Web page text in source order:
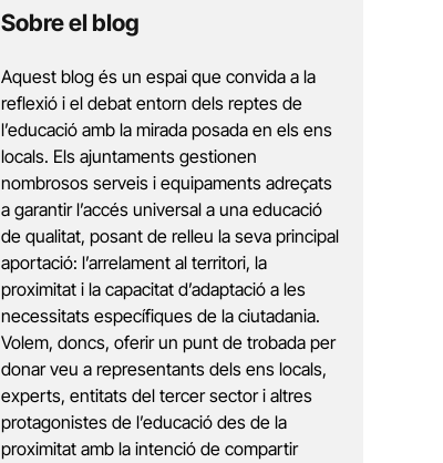
Sobre el blog
Aquest blog és un espai que convida a la
reflexió i el debat entorn dels reptes de
l’educació amb la mirada posada en els ens
locals. Els ajuntaments gestionen
nombrosos serveis i equipaments adreçats
a garantir l’accés universal a una educació
de qualitat, posant de relleu la seva principal
aportació: l’arrelament al territori, la
proximitat i la capacitat d’adaptació a les
necessitats específiques de la ciutadania.
Volem, doncs, oferir un punt de trobada per
donar veu a representants dels ens locals,
experts, entitats del tercer sector i altres
protagonistes de l’educació des de la
proximitat amb la intenció de compartir